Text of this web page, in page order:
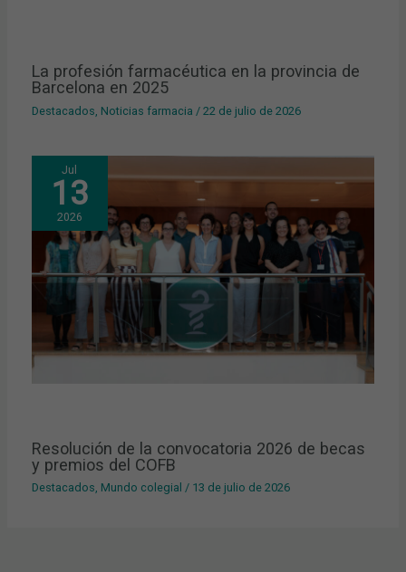
La profesión farmacéutica en la provincia de
Barcelona en 2025
Destacados Noticias farmacia /22 de julio de 2026
Jul
13
2026
Resolución de la convocatoria 2026 de becas
y premios del COFB
Destacados, Mundo colegial / 13 de julio de 2026